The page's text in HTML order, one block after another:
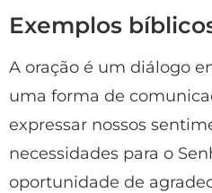
Exemplos
A oração é um diálogo
uma forma de
expressar nossos
necessidades para o
oportunidade de